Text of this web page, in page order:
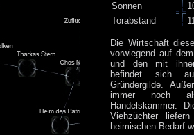
Sonnen
Torabstand
Die Wirtschaft
vorwiegend auf
und den mit
befindet sich
Gründergilde.
immer noch
Handelskammer.
Viehzüchter
heimischen Bedarf